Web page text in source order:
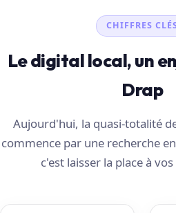
CHIFFRES
Le digital local, un
Drap
Aujourd'hui, la quasi-totalité
commence par une recherche
c'est laisser la place à